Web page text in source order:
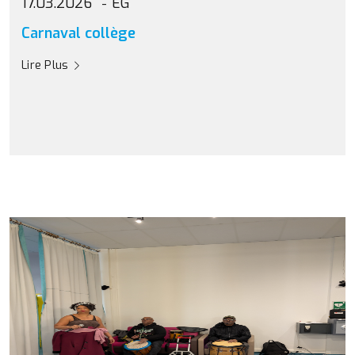
Carnaval collège
Lire Plus